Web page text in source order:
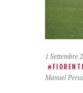
1 Settembre
Manuel